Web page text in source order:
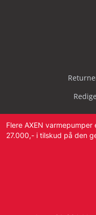
Flere AXEN varmepumper
27.000,- i tilskud på den